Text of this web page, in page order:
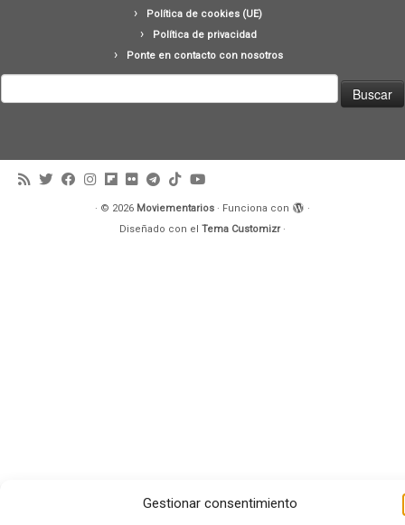
Gestionar consentimiento
Política de cookies (UE)
Política de privacidad
Ponte en contacto con nosotros
· © 2026 Moviementarios · Funciona con
·
Diseñado con el Tema Customizr·